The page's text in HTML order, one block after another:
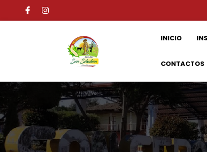
INICIO
CONTACTOS